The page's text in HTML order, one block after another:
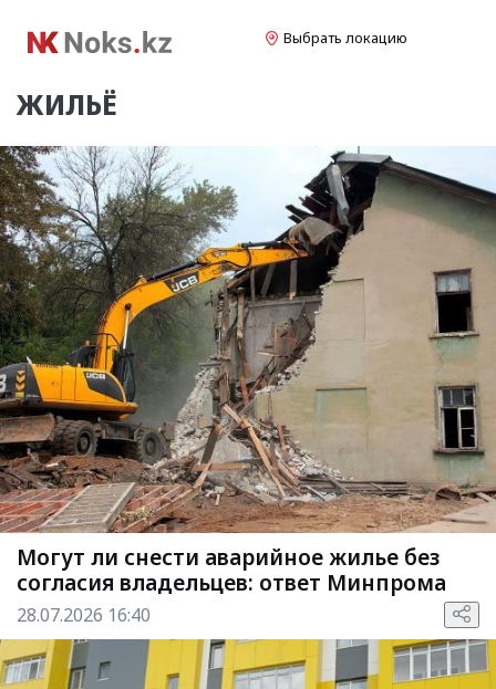
Выбрать локацию
ЖИЛЬЁ
Могут ли снести аварийное жилье без
согласия владельцев: ответ Минпрома
28.07.2026 16:40